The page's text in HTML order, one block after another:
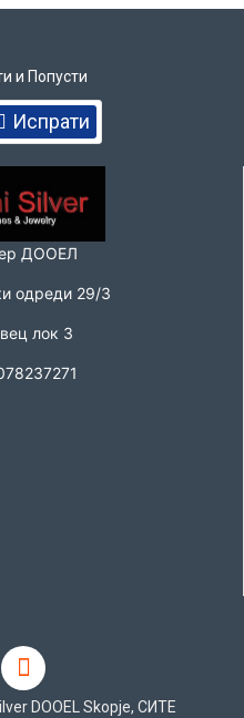
и Попусти
Испрати
ДООЕЛ
одреди 29/3
лок 3
DOOEL Skopje, СИТЕ